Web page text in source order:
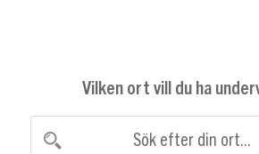
Vilken ort vill du ha